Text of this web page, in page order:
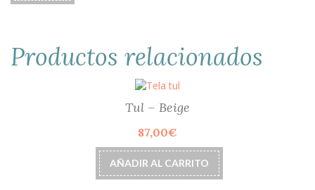
Productos relacionados
Tul – Beige
87,00€
AÑADIR AL CARRITO